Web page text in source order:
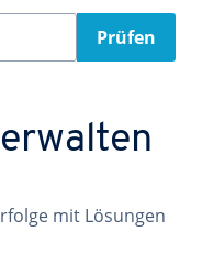
Prüfen
mit Lösungen